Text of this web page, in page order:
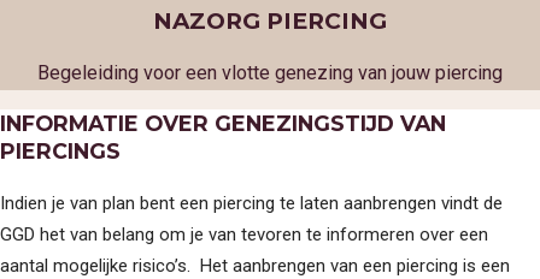
NAZORG PIERCING
Begeleiding voor een vlotte genezing van jouw piercing
INFORMATIE OVER GENEZINGSTIJD VAN
PIERCINGS
Indien je van plan bent een piercing te laten aanbrengen vindt de
GGD het van belang om je van tevoren te informeren over een
aantal mogelijke risico’s. Het aanbrengen van een piercing is een